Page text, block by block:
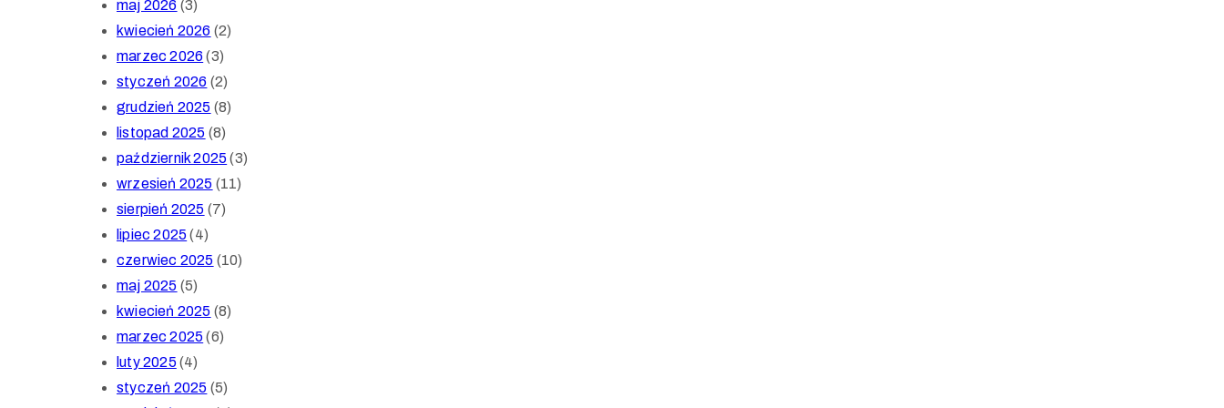
maj 2026 (3)
kwiecień 2026 (2)
marzec 2026 (3)
styczeń 2026 (2)
grudzień 2025 (8)
listopad 2025 (8)
październik 2025 (3)
wrzesień 2025 (11)
sierpień 2025 (7)
lipiec 2025 (4)
czerwiec 2025 (10)
maj 2025 (5)
kwiecień 2025 (8)
marzec 2025 (6)
luty 2025 (4)
styczeń 2025 (5)